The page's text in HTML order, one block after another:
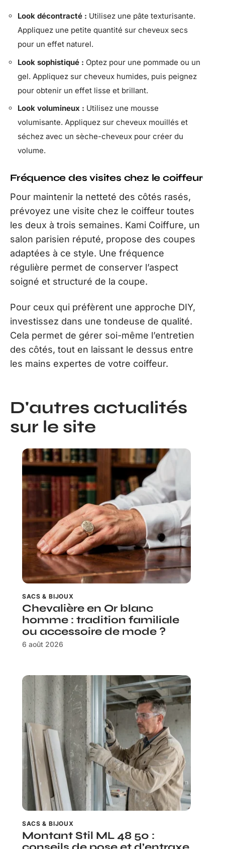
Look décontracté : Utilisez une pâte texturisante.
Appliquez une petite quantité sur cheveux secs
pour un effet naturel.
Look sophistiqué : Optez pour une pommade ou un
gel. Appliquez sur cheveux humides, puis peignez
pour obtenir un effet lisse et brillant.
Look volumineux : Utilisez une mousse
volumisante. Appliquez sur cheveux mouillés et
séchez avec un sèche-cheveux pour créer du
volume.
Fréquence des visites chez le coiffeur
Pour maintenir la netteté des côtés rasés,
prévoyez une visite chez le coiffeur toutes
les deux à trois semaines. Kami Coiffure, un
salon parisien réputé, propose des coupes
adaptées à ce style. Une fréquence
régulière permet de conserver l’aspect
soigné et structuré de la coupe.
Pour ceux qui préfèrent une approche DIY,
investissez dans une tondeuse de qualité.
Cela permet de gérer soi-même l’entretien
des côtés, tout en laissant le dessus entre
les mains expertes de votre coiffeur.
D'autres actualités
sur le site
SACS & BIJOUX
Chevalière en Or blanc
homme : tradition familiale
ou accessoire de mode ?
6 août 2026
SACS & BIJOUX
Montant Stil ML 48 50 :